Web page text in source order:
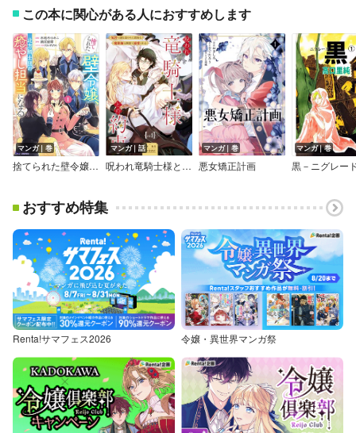
この本に関心がある人におすすめします
マンガ｜巻
捨てられた壁令嬢、北方騎士団の癒やし担当になる（コミック）
マンガ｜話
呪われ竜騎士様との約束～冤罪で国を追われた孤独な魔術師は隣国で溺愛される～【分冊版】
マンガ｜巻
悪女矯正計画
マンガ｜巻
黒－ニグレー
おすすめ特集
Renta!サマフェス2026 令嬢・異世界マンガ祭